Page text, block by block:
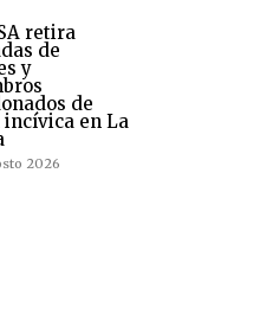
retira
de
y
de
en La
2026